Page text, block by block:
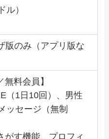
ル）
版のみ（アプリ版な
無料会員】
（1日10回）、男性
ッセージ（無制
がす機能、プロフィ